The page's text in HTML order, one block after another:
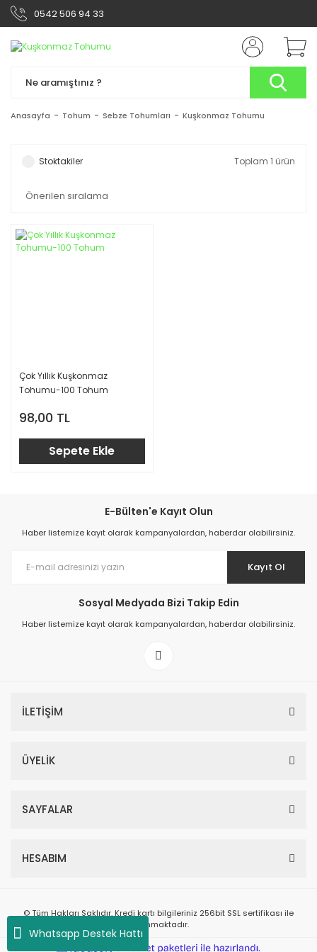
Whatsapp Destek Hattı
0542 506 94 33
Anasayfa Tohum Sebze Tohumları Kuşkonmaz Tohumu
Stoktakiler Toplam 1 ürün
Çok Yıllık Kuşkonmaz
Tohumu-100 Tohum
98,00 TL
Sepete Ekle
E-Bülten'e Kayıt Olun
Haber listemize kayıt olarak kampanyalardan, haberdar olabilirsiniz.
Kayıt Ol
Sosyal Medyada Bizi Takip Edin
Haber listemize kayıt olarak kampanyalardan, haberdar olabilirsiniz.
İLETİŞİM
ÜYELİK
SAYFALAR
HESABIM
© Tüm Hakları Saklıdır. Kredi kartı bilgileriniz 256bit SSL sertifikası ile
korunmaktadır.
e-